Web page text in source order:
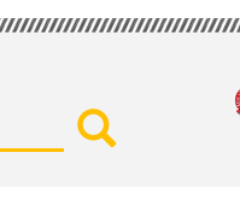
Buscar